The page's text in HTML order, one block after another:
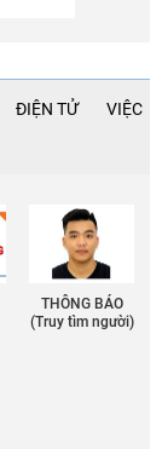
ĐIỆN TỬ VIỆC
THÔNG BÁO
(Truy tìm người)